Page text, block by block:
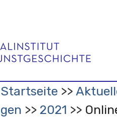
Startseite
2021